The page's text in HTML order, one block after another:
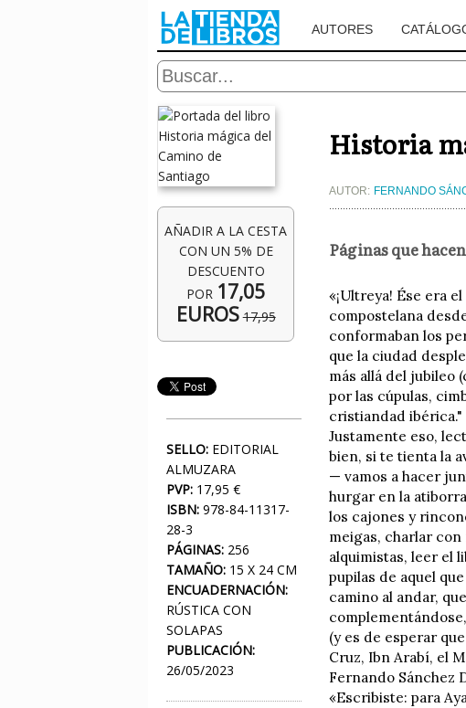
AUTORES
AÑADIR A LA CESTA
CON UN 5% DE
DESCUENTO
POR 17,05
EUROS 17,95
SELLO: EDITORIAL
ALMUZARA
PVP: 17,95 €
ISBN: 978-84-11317-
28-3
PÁGINAS: 256
TAMAÑO: 15 X 24 CM
ENCUADERNACIÓN:
RÚSTICA CON
SOLAPAS
PUBLICACIÓN:
26/05/2023
Historia
AUTOR: FERNANDO
Páginas que
«¡Ultreya! Ése era
compostelana
conformaban los
que la ciudad
más allá del jubileo
por las cúpulas,
cristiandad ibérica."
Justamente eso,
bien, si te tienta la
— vamos a hacer
hurgar en la
los cajones y
meigas, charlar
alquimistas, leer el
pupilas de aquel
camino al andar,
(y es de esperar
Cruz, Ibn Arabí, el
Fernando Sánchez
«Escribiste: para